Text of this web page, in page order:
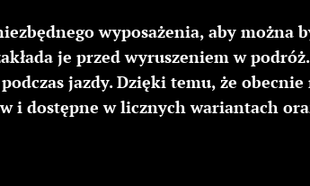
wyposażenia, aby można
je przed wyruszeniem w
jazdy. Dzięki temu, że
i dostępne w licznych wariantach